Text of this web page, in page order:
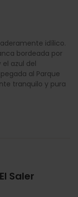
idílico.
bordeada por
azul del
al Parque
tranquilo y pura
Saler